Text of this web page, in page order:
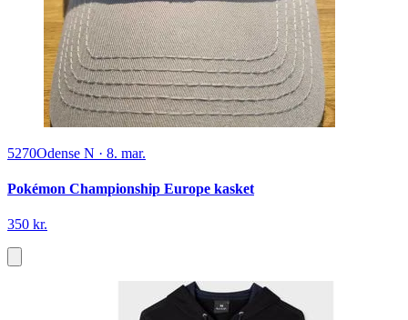
5270Odense N · 8. mar.
Pokémon Championship Europe kasket
350 kr.